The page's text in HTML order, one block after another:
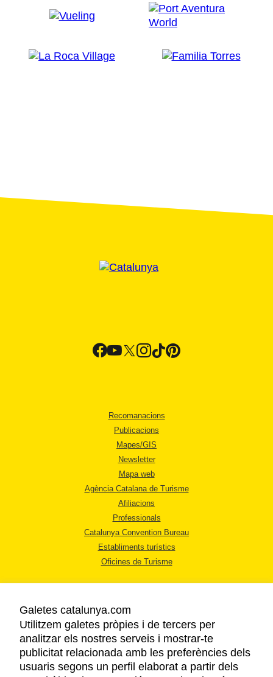
Recomanacions
Publicacions
Mapes/GIS
Newsletter
Mapa web
Agència Catalana de Turisme
Afiliacions
Professionals
Catalunya Convention Bureau
Establiments turístics
Oficines de Turisme
AVÍS LEGAL
POLÍTICA DE PRIVACITAT
Galetes catalunya.com
Utilitzem galetes pròpies i de tercers per
analitzar els nostres serveis i mostrar-te
publicitat relacionada amb les preferències dels
usuaris segons un perfil elaborat a partir dels